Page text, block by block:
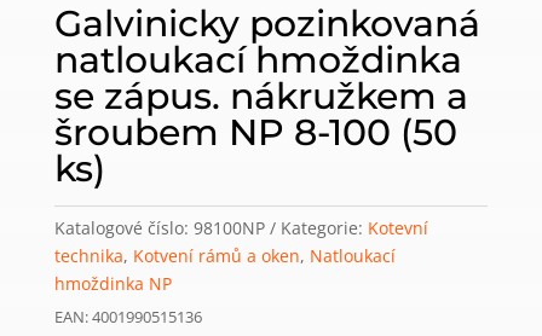
Galvinicky pozinkovaná
natloukací hmoždinka
se zápus. nákružkem a
šroubem NP 8-100 (50
ks)
Katalogové číslo: 98100NP Kategorie: Kotevní
technika, Kotvení rámů a oken, Natloukací
hmoždinka NP
EAN: 4001990515136